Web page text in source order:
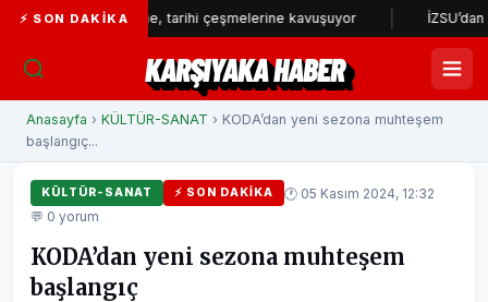
⚡ SON DAKIKA
Çeşme, tarihi çeşmelerine kavuşuyor İZSU’dan yılın ilk
KARŞIYAKA HABER
Anasayfa › KÜLTÜR-SANAT › KODA’dan yeni sezona muhteşem
başlangıç...
KÜLTÜR-SANAT ⚡ SON DAKIKA
🕐 05 Kasım 2024, 12:32
💬 0 yorum
KODA’dan yeni sezona muhteşem
başlangıç